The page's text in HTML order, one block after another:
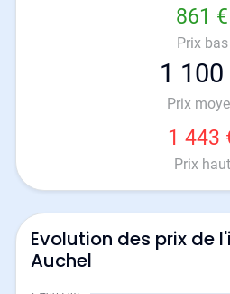
861 €
Prix bas
1 100
Prix
1 443
Prix haut
Evolution des prix de
Auchel